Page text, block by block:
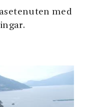
med